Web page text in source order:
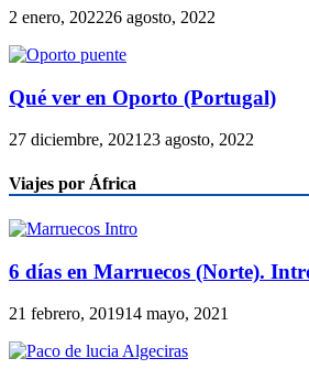
2 enero, 202226 agosto, 2022
Qué ver en Oporto (Portugal)
27 diciembre, 202123 agosto, 2022
Viajes por África
6 días en Marruecos (Norte).
21 febrero, 201914 mayo, 2021